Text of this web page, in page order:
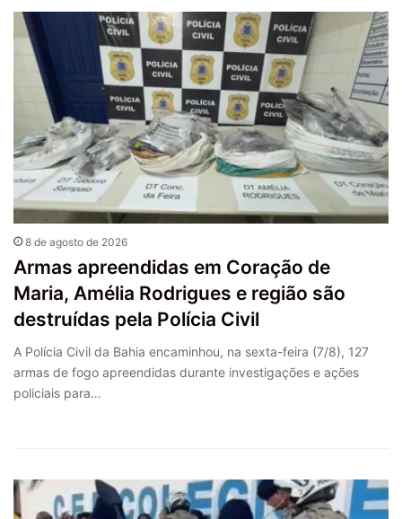
8 de agosto de 2026
Armas apreendidas em Coração de
Maria, Amélia Rodrigues e região são
destruídas pela Polícia Civil
A Polícia Civil da Bahia encaminhou, na sexta-feira (7/8), 127
armas de fogo apreendidas durante investigações e ações
policiais para…